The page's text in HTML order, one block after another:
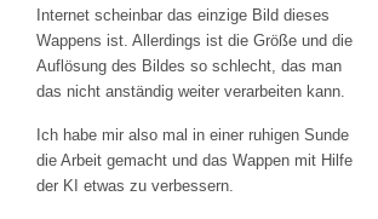
Internet scheinbar das einzige Bild dieses
Wappens ist. Allerdings ist die Größe und die
Auflösung des Bildes so schlecht, das man
das nicht anständig weiter verarbeiten kann.
Ich habe mir also mal in einer ruhigen Sunde
die Arbeit gemacht und das Wappen mit Hilfe
der KI etwas zu verbessern.